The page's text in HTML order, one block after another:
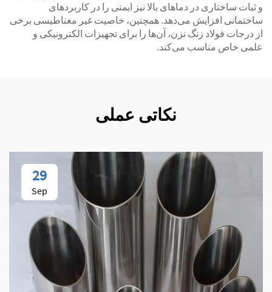
و ثبات ساختاری در دماهای بالا نیز ایمنی را در کاربردهای
ساختمانی افزایش می‌دهد. همچنین، خاصیت غیر مغناطیسی برخی
از درجات فولاد زنگ نزن، آن‌ها را برای تجهیزات الکترونیکی و
علمی خاص مناسب می‌کند.
نکاتی عملی
29
Sep